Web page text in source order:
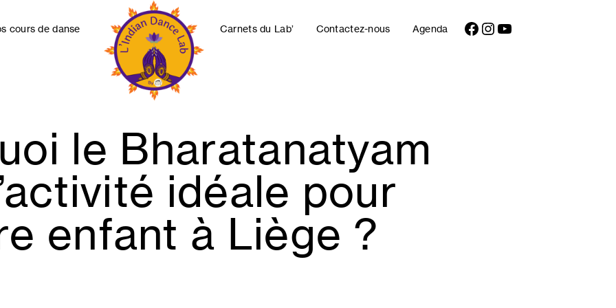
cours de danse
Collectif
Carnets du Lab’ Contactez-nous Agenda Facebook
Instagram
YouTube
le Bharatanatyam
idéale pour
enfant à Liège ?